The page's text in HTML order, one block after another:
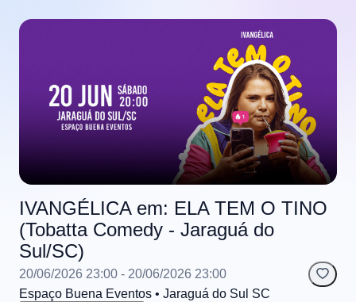
IVANGÉLICA em: ELA TEM O TINO
(Tobatta Comedy - Jaraguá do
Sul/SC)
20/06/2026 23:00 - 20/06/2026 23:00
Espaço Buena Eventos • Jaraguá do Sul SC